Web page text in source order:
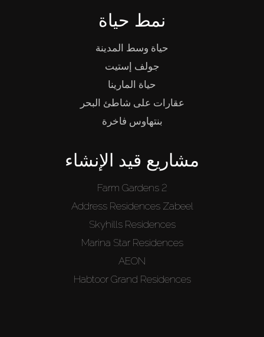
نمط حياة
حياة وسط المدينة
جولف إستيت
حياة المارينا
عقارات على شاطئ البحر
بنتهاوس فاخرة
مشاريع قيد الإنشاء
Farm Gardens 2
Address Residences Zabeel
Skyhills Residences
Marina Star Residences
AEON
Habtoor Grand Residences